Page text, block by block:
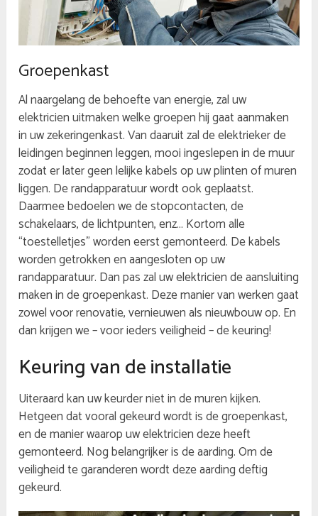
Groepenkast
Al naargelang de behoefte van energie, zal uw
elektricien uitmaken welke groepen hij gaat aanmaken
in uw zekeringenkast. Van daaruit zal de elektrieker de
leidingen beginnen leggen, mooi ingeslepen in de muur
zodat er later geen lelijke kabels op uw plinten of muren
liggen. De randapparatuur wordt ook geplaatst.
Daarmee bedoelen we de stopcontacten, de
schakelaars, de lichtpunten, enz… Kortom alle
“toestelletjes” worden eerst gemonteerd. De kabels
worden getrokken en aangesloten op uw
randapparatuur. Dan pas zal uw elektricien de aansluiting
maken in de groepenkast. Deze manier van werken gaat
zowel voor renovatie, vernieuwen als nieuwbouw op. En
dan krijgen we – voor ieders veiligheid – de keuring!
Keuring van de installatie
Uiteraard kan uw keurder niet in de muren kijken.
Hetgeen dat vooral gekeurd wordt is de groepenkast,
en de manier waarop uw elektricien deze heeft
gemonteerd. Nog belangrijker is de aarding. Om de
veiligheid te garanderen wordt deze aarding deftig
gekeurd.